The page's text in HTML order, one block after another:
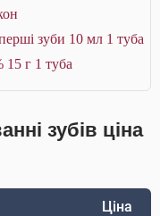
зуби 10 мл 1 туба
15 г 1 туба
зубів ціна
Ціна